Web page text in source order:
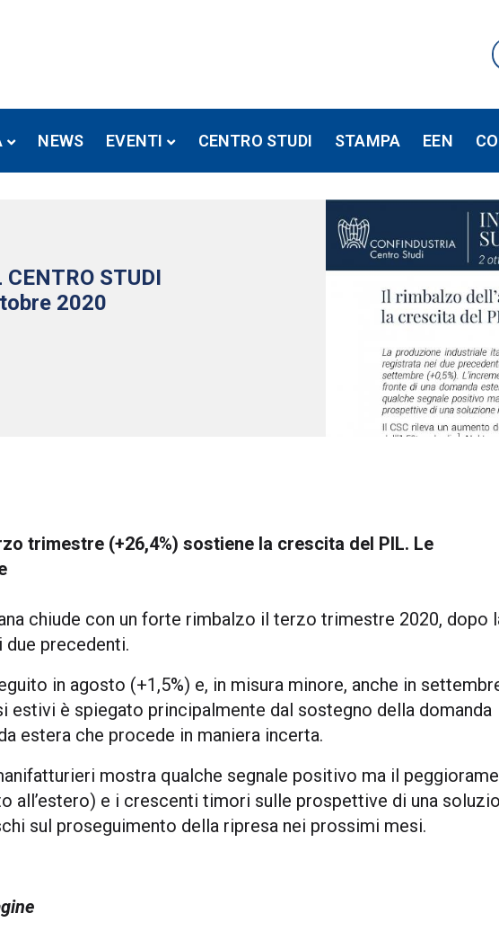
NEWS EVENTI CENTRO STUDI STAMPA EEN
STUDI
2020
trimestre (+26,4%) sostiene la crescita del PIL. Le
chiude con un forte rimbalzo il terzo trimestre 2020, dopo
precedenti.
in agosto (+1,5%) e, in misura minore, anche in
estivi è spiegato principalmente dal sostegno della domanda
estera che procede in maniera incerta.
mostra qualche segnale positivo ma il
all’estero) e i crescenti timori sulle prospettive di una
sul proseguimento della ripresa nei prossimi mesi.